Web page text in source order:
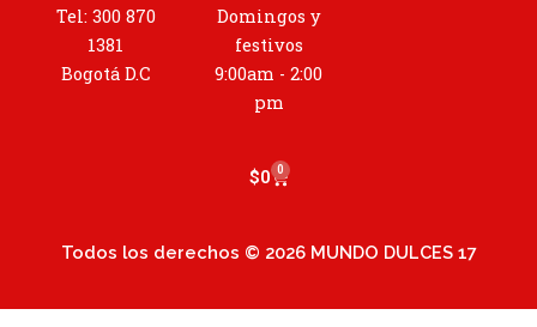
Tel: 300 870
1381
Bogotá D.C
Domingos y
festivos
9:00am - 2:00
pm
$0 0
Cart
Todos los derechos © 2026 MUNDO DULCES 17